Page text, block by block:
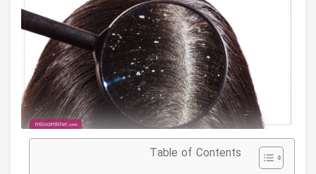
Table of Contents